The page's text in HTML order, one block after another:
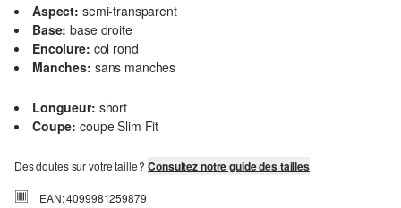
Aspect: semi-transparent
Base: base droite
Encolure: col rond
Manches: sans manches
Longueur: short
Coupe: coupe Slim Fit
Des doutes sur votre taille ?Consultez notre guide des tailles
EAN: 4099981259879